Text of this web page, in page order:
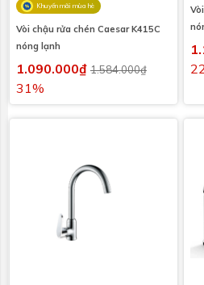
Khuyến mãi mùa hè
Vòi chậu rửa chén Caesar K415C
nóng lạnh
1.090.000₫ 1.584.000₫
31%